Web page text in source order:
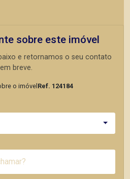
sobre este imóvel
e retornamos o seu contato
em breve.
o imóvel Ref. 124184